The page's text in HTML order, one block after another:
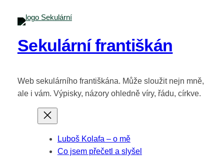
Sekulární františkán
Web sekulárního františkána. Může sloužit nejn mně,
ale i vám. Výpisky, názory ohledně víry, řádu, církve.
Luboš Kolafa – o mě
Co jsem přečetl a slyšel